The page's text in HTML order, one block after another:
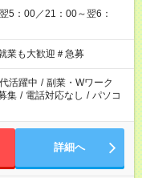
5：00／21：00～翌6：
も大歓迎＃急募
活躍中 / 副業・Wワーク
集 / 電話対応なし / パソコ
詳細へ